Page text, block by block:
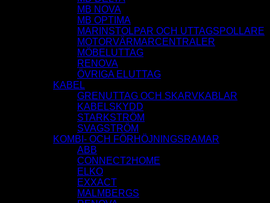
MB NOVA
MB OPTIMA
MARINSTOLPAR OCH UTTAGSPOLLARE
MOTORVÄRMARCENTRALER
MÖBELUTTAG
RENOVA
ÖVRIGA ELUTTAG
KABEL
GRENUTTAG OCH SKARVKABLAR
KABELSKYDD
STARKSTRÖM
SVAGSTRÖM
KOMBI- OCH FÖRHÖJNINGSRAMAR
ABB
CONNECT2HOME
ELKO
EXXACT
MALMBERGS